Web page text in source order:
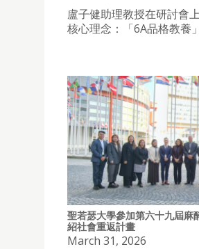
盧子健助理教授在研討會
核心理念：「6A品格教養
聖若瑟大學參加第六十九屆麻
紹社會重返計畫
March 31, 2026